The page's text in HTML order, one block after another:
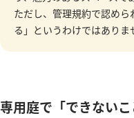
ただし、管理規約で認め
る」というわけではありま
専用庭で「できないこ